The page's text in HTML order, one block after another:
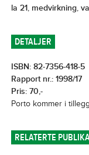
la 21, medvirkning,
DETALJER
ISBN: 82-7356-418-5
Rapport nr.: 1998/17
Pris: 70,-
Porto kommer i tillegg
RELATERTE